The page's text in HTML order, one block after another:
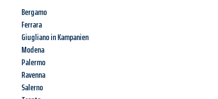
Bergamo
Ferrara
Giugliano in Kampanien
Modena
Palermo
Ravenna
Salerno